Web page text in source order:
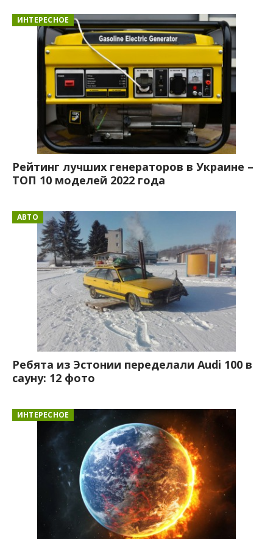
ИНТЕРЕСНОЕ
Рейтинг лучших генераторов в Украине –
ТОП 10 моделей 2022 года
АВТО
Ребята из Эстонии переделали Audi 100 в
сауну: 12 фото
ИНТЕРЕСНОЕ